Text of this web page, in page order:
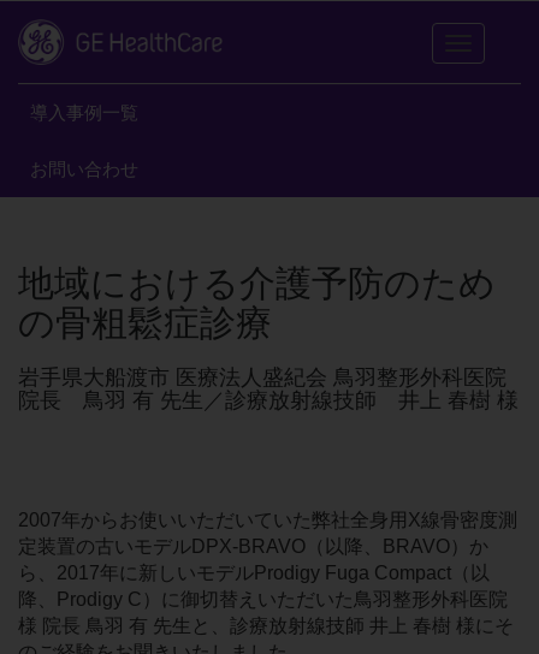
navigation
導入事例一覧
お問い合わせ
地域における介護予防のため
の骨粗鬆症診療
岩手県大船渡市 医療法人盛紀会 鳥羽整形外科医院
院長 鳥羽 有 先生／診療放射線技師 井上 春樹 様
2007年からお使いいただいていた弊社全身用X線骨密度測
定装置の古いモデルDPX-BRAVO（以降、BRAVO）か
ら、2017年に新しいモデルProdigy Fuga Compact（以
降、Prodigy C）に御切替えいただいた鳥羽整形外科医院
様 院長 鳥羽 有 先生と、診療放射線技師 井上 春樹 様にそ